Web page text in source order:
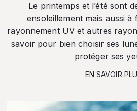
Le printemps et l’été sont
ensoleillement mais aussi à
rayonnement UV et autres
savoir pour bien choisir ses
protéger ses
EN SAVOIR